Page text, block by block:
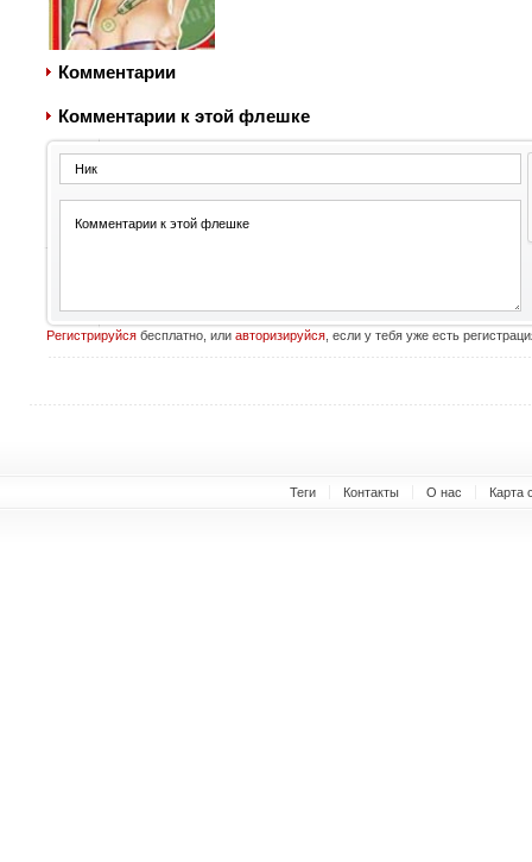
Комментарии
Комментарии к этой флешке
Регистрируйсябесплатно, или авторизируйся, если у тебя уже есть
Теги Контакты О нас Карта